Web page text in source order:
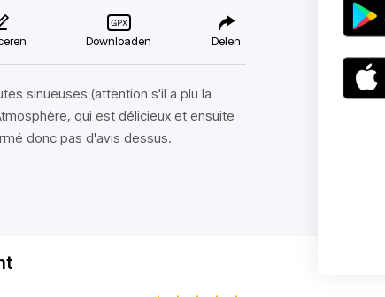
Downloaden Delen
sinueuses (attention s'il a plu la
qui est délicieux et ensuite
donc pas d'avis dessus.